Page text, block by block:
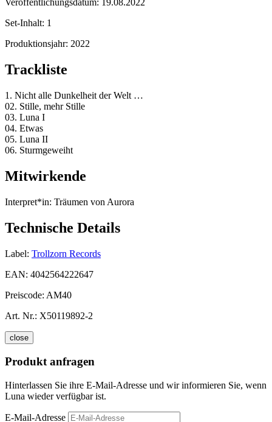
Veröffentlichungsdatum: 19.08.2022
Set-Inhalt: 1
Produktionsjahr: 2022
Trackliste
1. Nicht alle Dunkelheit der Welt …
02. Stille, mehr Stille
03. Luna I
04. Etwas
05. Luna II
06. Sturmgeweiht
Mitwirkende
Interpret*in: Träumen von Aurora
Technische Details
Label: Trollzorn Records
EAN: 4042564222647
Preiscode: AM40
Art. Nr.: X50119892-2
close
Produkt anfragen
Hinterlassen Sie ihre E-Mail-Adresse und wir informieren Sie, wenn
Luna wieder verfügbar ist.
E-Mail-Adresse